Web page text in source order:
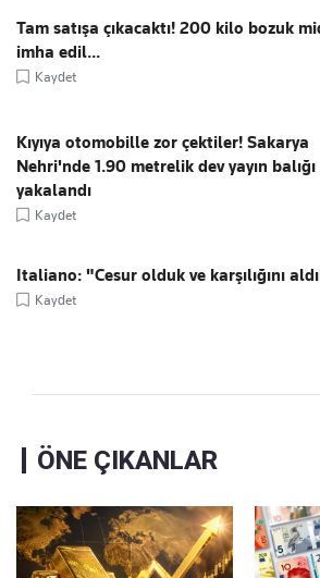
Tam satışa çıkacaktı! 200 kilo bozuk
imha edil...
Kaydet
Kıyıya otomobille zor çektiler! Sakarya
Nehri'nde 1.90 metrelik dev yayın balığı
yakalandı
Kaydet
Italiano: "Cesur olduk ve karşılığını
Kaydet
ÖNE ÇIKANLAR